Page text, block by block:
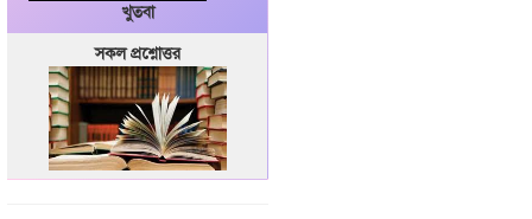
খুতবা
সকল প্রশ্নোত্তর